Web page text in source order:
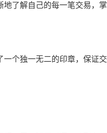
了解自己的每一笔交易，掌
个独一无二的印章，保证交